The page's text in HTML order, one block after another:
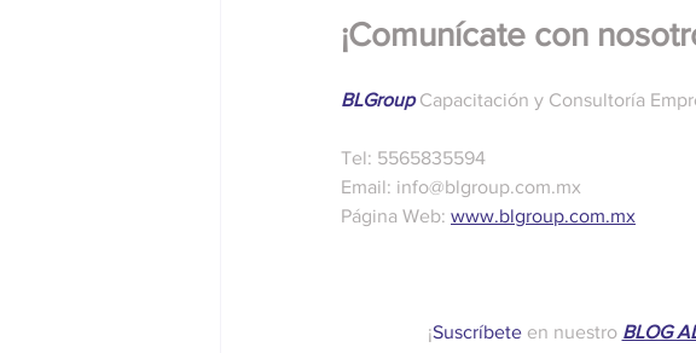
¡Comunícate con
BLGroup Capacitación y Consultoría
Tel: 5565835594
Email: info@blgroup.com.mx
Página Web: www.blgroup.com.mx
¡Suscríbete en nuestro BLOG